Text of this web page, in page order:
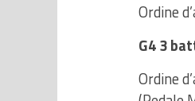
Ordine
G4 3
Ordine